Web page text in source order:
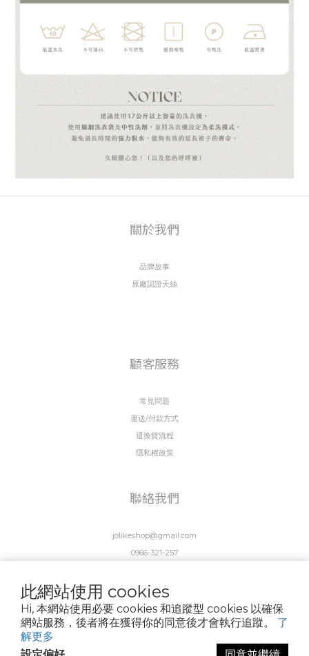
此網站使用 cookies
Hi, 本網站使用必要 cookies 和追蹤型 cookies 以確保
網站服務，後者將在獲得你的同意後才會執行追蹤。 了
解更多
關於我們
品牌故事
原廠認證天絲
顧客服務
常見問題
運送/付款方式
退換貨流程
隱私權政策
聯絡我們
jolikeshop@gmail.com
0966-321-257
台北市士林區文林路176號
久賴家居有限公司
統編 90338166